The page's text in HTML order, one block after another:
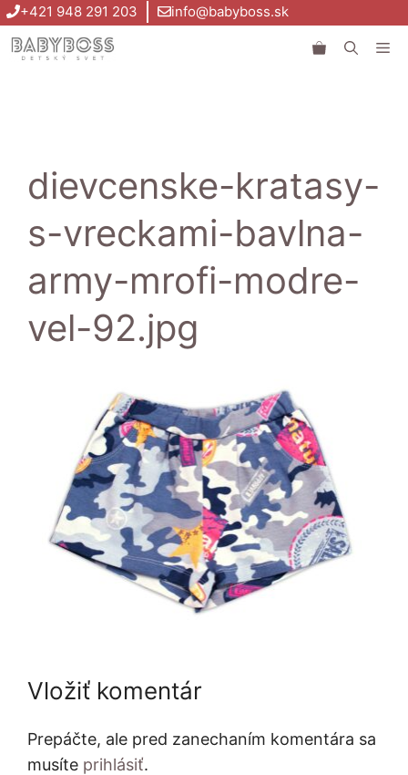
Preskočiť
na
obsah
+421 948 291 203 info@babyboss.sk
dievcenske-kratasy-
s-vreckami-bavlna-
army-mrofi-modre-
vel-92.jpg
Vložiť komentár
Prepáčte, ale pred zanechaním komentára sa
musíte prihlásiť.